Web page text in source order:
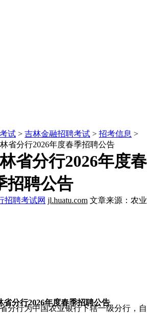
试 > 吉林金融招聘考试 > 招考信息 >
省分行2026年度春季招聘公告
省分行2026年度春
招聘公告
招聘考试网 jl.huatu.com 文章来源：农业
省分行2026年度春季招聘公告
行为中国农业银行下辖一级分行，自